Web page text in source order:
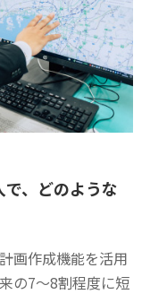
で、どのような
画作成機能を活用
の7〜8割程度に短